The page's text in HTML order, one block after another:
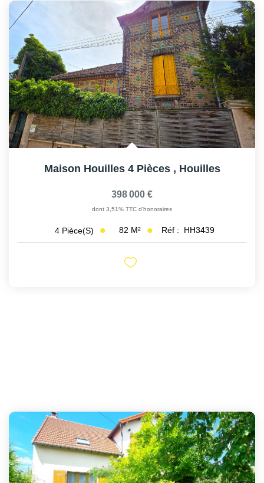
Maison Houilles 4 Pièces , Houilles
398 000 €
dont 3,51% TTC d'honoraires
4 Pièce(s) 82 M² Réf : HH3439